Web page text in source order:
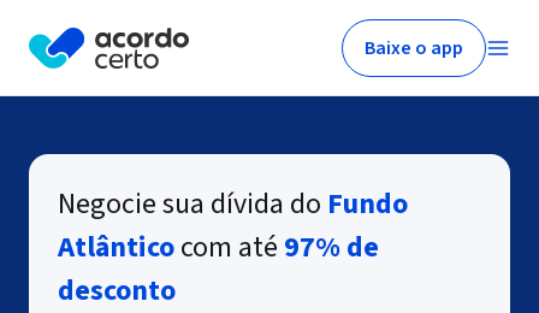
Baixe o app
Negocie sua dívida do Fundo
Atlânticocom até 97% de
desconto